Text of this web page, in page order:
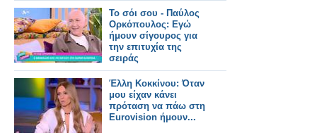
Το σόι σου - Παύλος
Ορκόπουλος: Εγώ
ήμουν σίγουρος για
την επιτυχία της
σειράς
Έλλη Κοκκίνου: Όταν
μου είχαν κάνει
πρόταση να πάω στη
Eurovision ήμουν...